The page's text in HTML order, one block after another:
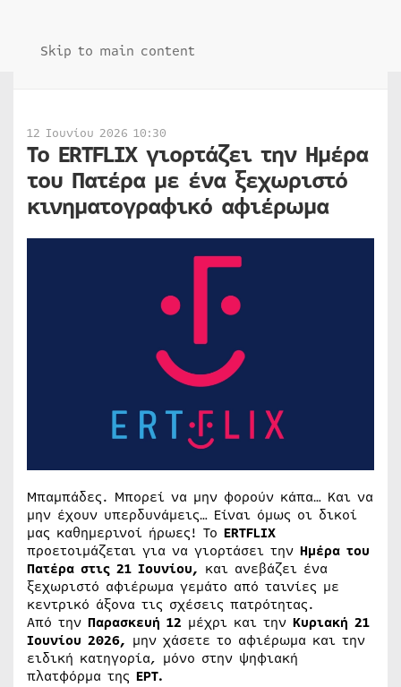
Skip to main content
12 Ιουνίου 2026 10:30
Το ERTFLIX γιορτάζει την Ημέρα
του Πατέρα με ένα ξεχωριστό
κινηματογραφικό αφιέρωμα
Μπαμπάδες. Μπορεί να μην φορούν κάπα… Και να
μην έχουν υπερδυνάμεις… Είναι όμως οι δικοί
μας καθημερινοί ήρωες! Το ERTFLIX
προετοιμάζεται για να γιορτάσει την Ημέρα του
Πατέρα στις 21 Ιουνίου, και ανεβάζει ένα
ξεχωριστό αφιέρωμα γεμάτο από ταινίες με
κεντρικό άξονα τις σχέσεις πατρότητας.
Από την Παρασκευή 12 μέχρι και την Κυριακή 21
Ιουνίου 2026, μην χάσετε το αφιέρωμα και την
ειδική κατηγορία, μόνο στην ψηφιακή
πλατφόρμα της ΕΡΤ.